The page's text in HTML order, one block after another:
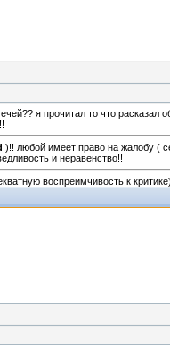
я прочитал то что расказал
)!! любой имеет право на жалобу (
и неравенство!!
воспреимчивость к критике)